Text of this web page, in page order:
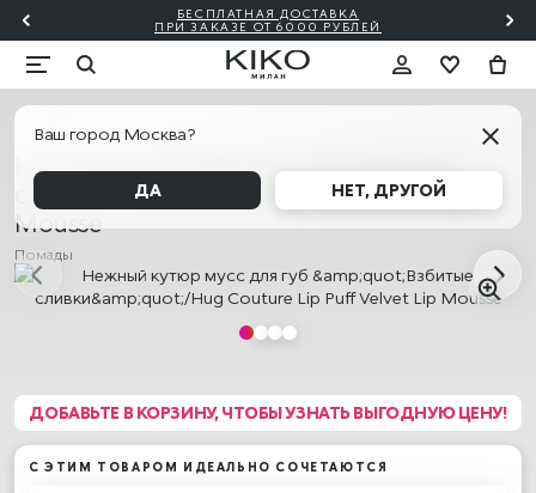
✨
БЕСПЛАТНАЯ ДОСТАВКА
ПРИ ЗАКАЗЕ ОТ 6000 РУБЛЕЙ
Ваш город Москва?
ДА НЕТ, ДРУГОЙ
Нежный кутюр мусс для губ "Взбитые
сливки"/Hug Couture Lip Puff Velvet Lip
Mousse
Помады
ДОБАВЬТЕ В КОРЗИНУ, ЧТОБЫ УЗНАТЬ ВЫГОДНУЮ ЦЕНУ!
С ЭТИМ ТОВАРОМ ИДЕАЛЬНО СОЧЕТАЮТСЯ